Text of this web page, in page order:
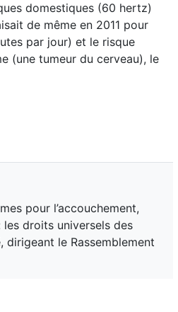
domestiques (60 hertz)
de même en 2011 pour
par jour) et le risque
(une tumeur du cerveau), le
pour l’accouchement,
droits universels des
dirigeant le Rassemblement